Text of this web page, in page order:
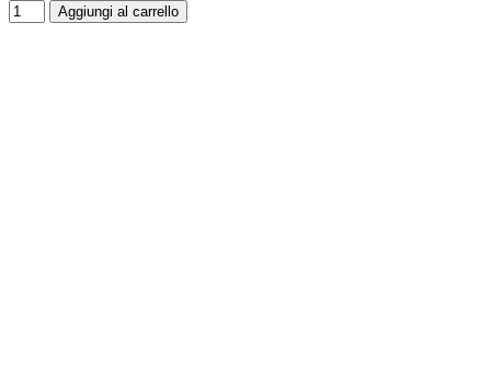
Aggiungi al carrello